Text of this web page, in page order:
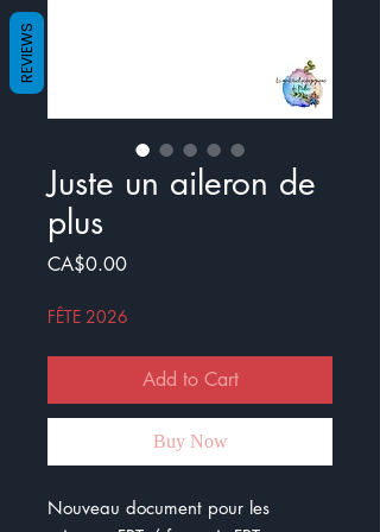
Juste un aileron de
plus
CA$0.00Price
FÊTE 2026
Add to Cart
Buy Now
Nouveau document pour les
REVIEWS